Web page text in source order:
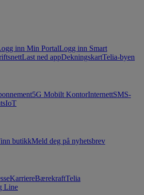
inn Min PortalLogg inn Smart
Last ned appDekningskartTelia-byen
5G Mobilt KontorInternettSMS-
IoT
butikkMeld deg på nyhetsbrev
KarriereBærekraftTelia
Line